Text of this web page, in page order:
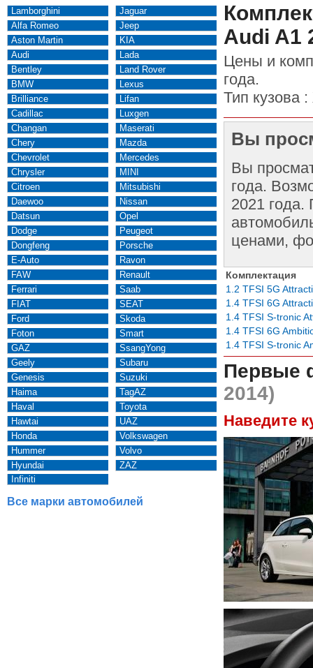
Lamborghini
Alfa Romeo
Aston Martin
Audi
Bentley
BMW
Brilliance
Cadillac
Changan
Chery
Chevrolet
Chrysler
Citroen
Daewoo
Datsun
Dodge
Dongfeng
E-Auto
FAW
Ferrari
FIAT
Ford
Foton
GAZ
Geely
Genesis
Haima
Haval
Hawtai
Honda
Hummer
Hyundai
Infiniti
Jaguar
Jeep
KIA
Lada
Land Rover
Lexus
Lifan
Luxgen
Maserati
Mazda
Mercedes
MINI
Mitsubishi
Nissan
Opel
Peugeot
Porsche
Ravon
Renault
Saab
SEAT
Skoda
Smart
SsangYong
Subaru
Suzuki
TagAZ
Toyota
UAZ
Volkswagen
Volvo
ZAZ
Все марки автомобилей
Audi A1
Цены и
года.
Тип кузова :
Вы
Вы
года.
2021 года.
ценами,
Комплектация
1.2 TFSI 5G
1.4 TFSI 6G
1.4 TFSI S-tronic
1.4 TFSI 6G
1.4 TFSI S-tronic
Первые
2014)
Наведите